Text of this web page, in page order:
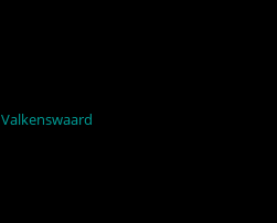
Valkenswaard